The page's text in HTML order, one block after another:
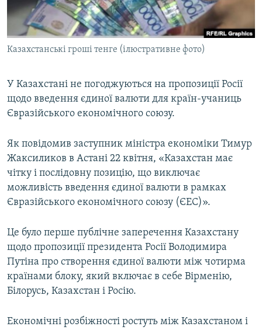
ВІДЕОУРОКИ «ELIFBE»
СВІДЧЕННЯ ОКУПАЦІЇ
УКРАЇНСЬКА ПРОБЛЕМА КРИМУ
Русский
Qırımtatar
Казахстанські гроші тенге (ілюстративне фото)
У Казахстані не погоджуються на пропозиції Росії
щодо введення єдиної валюти для країн-учаниць
Євразійського економічного союзу.
Як повідомив заступник міністра економіки Тимур
Жаксиликов в Астані 22 квітня, «Казахстан має
чітку і послідовну позицію, що виключає
можливість введення єдиної валюти в рамках
Євразійського економічного союзу (ЄЕС)».
Це було перше публічне заперечення Казахстану
щодо пропозиції президента Росії Володимира
Путіна про створення єдиної валюти між чотирма
країнами блоку, який включає в себе Вірменію,
Білорусь, Казахстан і Росію.
Економічні розбіжності ростуть між Казахстаном і